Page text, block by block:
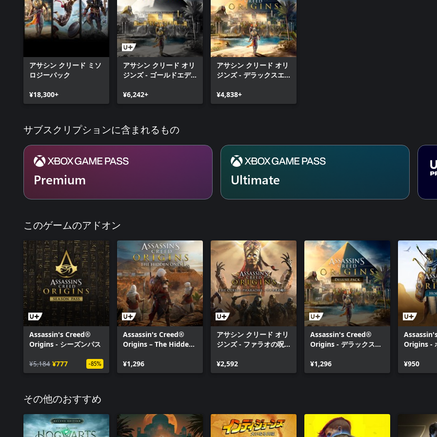
アサシン クリード ミソ
ロジーパック
¥18,300+
アサシン クリード オリ
ジンズ - ゴールドエデ
¥6,242+
アサシン クリード オリ
ジンズ - デラックスエ
¥4,838+
サブスクリプションに含まれるもの
Premium Ultimate
このゲームのアドオン
Assassin's Creed®
Origins - シーズンパス
¥5,184 ¥777 -85%
Assassin's Creed®
Origins – The Hidden
¥1,296
アサシン クリード オリ
ジンズ - ファラオの呪
¥2,592
Assassin's Creed®
Origins - デラックスパ
¥1,296
Origins -
¥950
その他のおすすめ